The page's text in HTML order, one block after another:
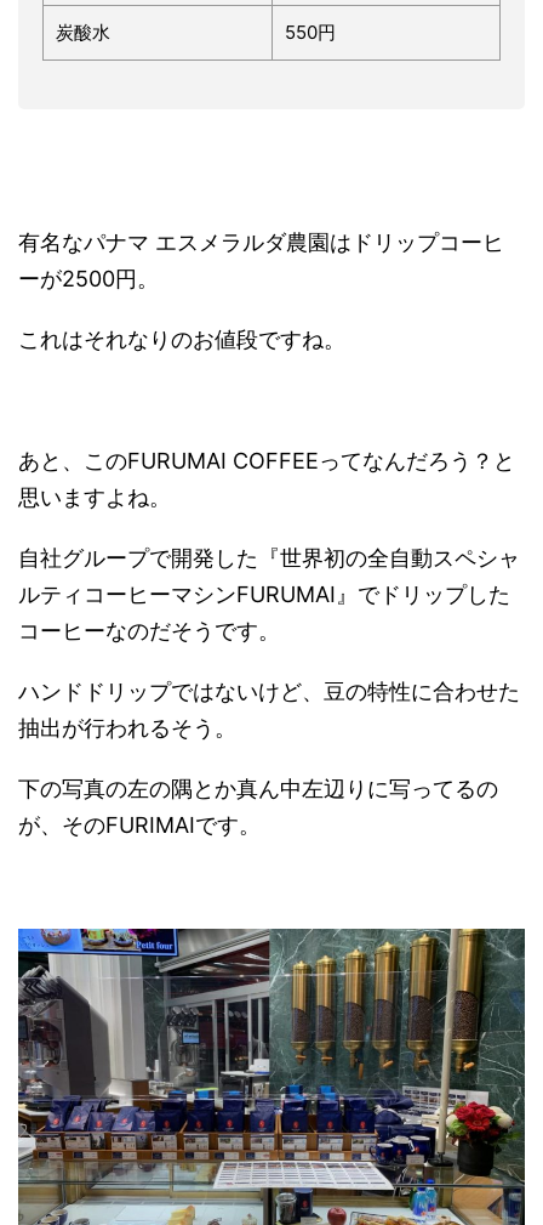
炭酸水 550円
有名なパナマ エスメラルダ農園はドリップコーヒ
ーが2500円。
これはそれなりのお値段ですね。
あと、このFURUMAI COFFEEってなんだろう？と
思いますよね。
自社グループで開発した『世界初の全自動スペシャ
ルティコーヒーマシンFURUMAI』でドリップした
コーヒーなのだそうです。
ハンドドリップではないけど、豆の特性に合わせた
抽出が行われるそう。
下の写真の左の隅とか真ん中左辺りに写ってるの
が、そのFURIMAIです。